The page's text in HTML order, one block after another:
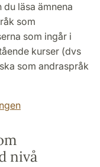
läsa ämnena
som
som ingår i
kurser (dvs
som andraspråk
nivå